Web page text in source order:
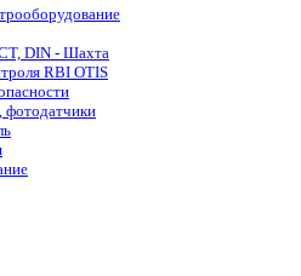
DIN - Шахта
RBI OTIS
фотодатчики